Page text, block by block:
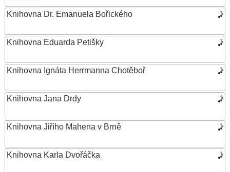
Knihovna Dr. Emanuela Bořického
Knihovna Eduarda Petišky
Knihovna Ignáta Herrmanna Chotěboř
Knihovna Jana Drdy
Knihovna Jiřího Mahena v Brně
Knihovna Karla Dvořáčka